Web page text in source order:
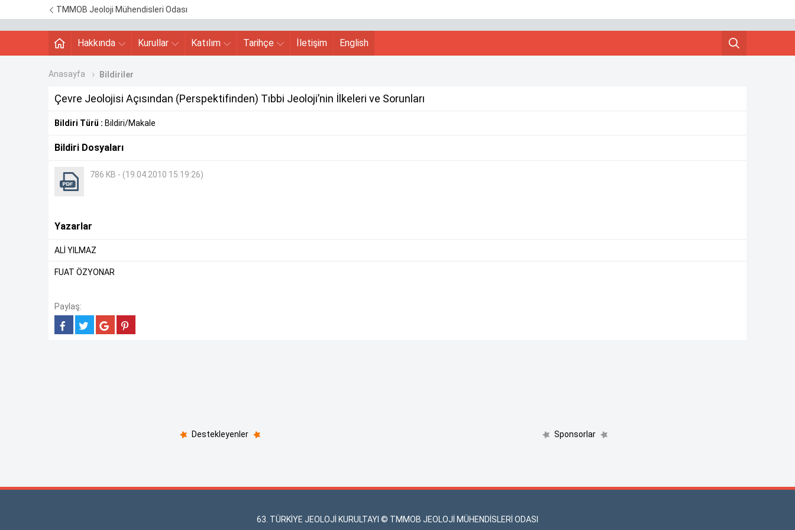
TMMOB Jeoloji Mühendisleri Odası
Hakkında Kurullar Katılım Tarihçe İletişim English
Anasayfa Bildiriler
Çevre Jeolojisi Açısından (Perspektifinden) Tıbbi Jeoloji’nin İlkeleri ve Sorunları
Bildiri Türü : Bildiri/Makale
Bildiri Dosyaları
786 KB - (19.04.2010 15:19:26)
Yazarlar
ALİ YILMAZ
FUAT ÖZYONAR
Paylaş:
Destekleyenler Sponsorlar
63. TÜRKİYE JEOLOJİ KURULTAYI © TMMOB JEOLOJİ MÜHENDİSLERİ ODASI